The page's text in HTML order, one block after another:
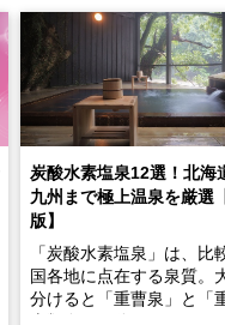
炭酸水素塩泉12選！北海
九州まで極上温泉を厳選
版】
「炭酸水素塩泉」は、比
国各地に点在する泉質。
分けると「重曹泉」と「